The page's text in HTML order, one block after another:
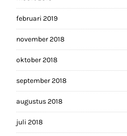
februari 2019
november 2018
oktober 2018
september 2018
augustus 2018
juli 2018